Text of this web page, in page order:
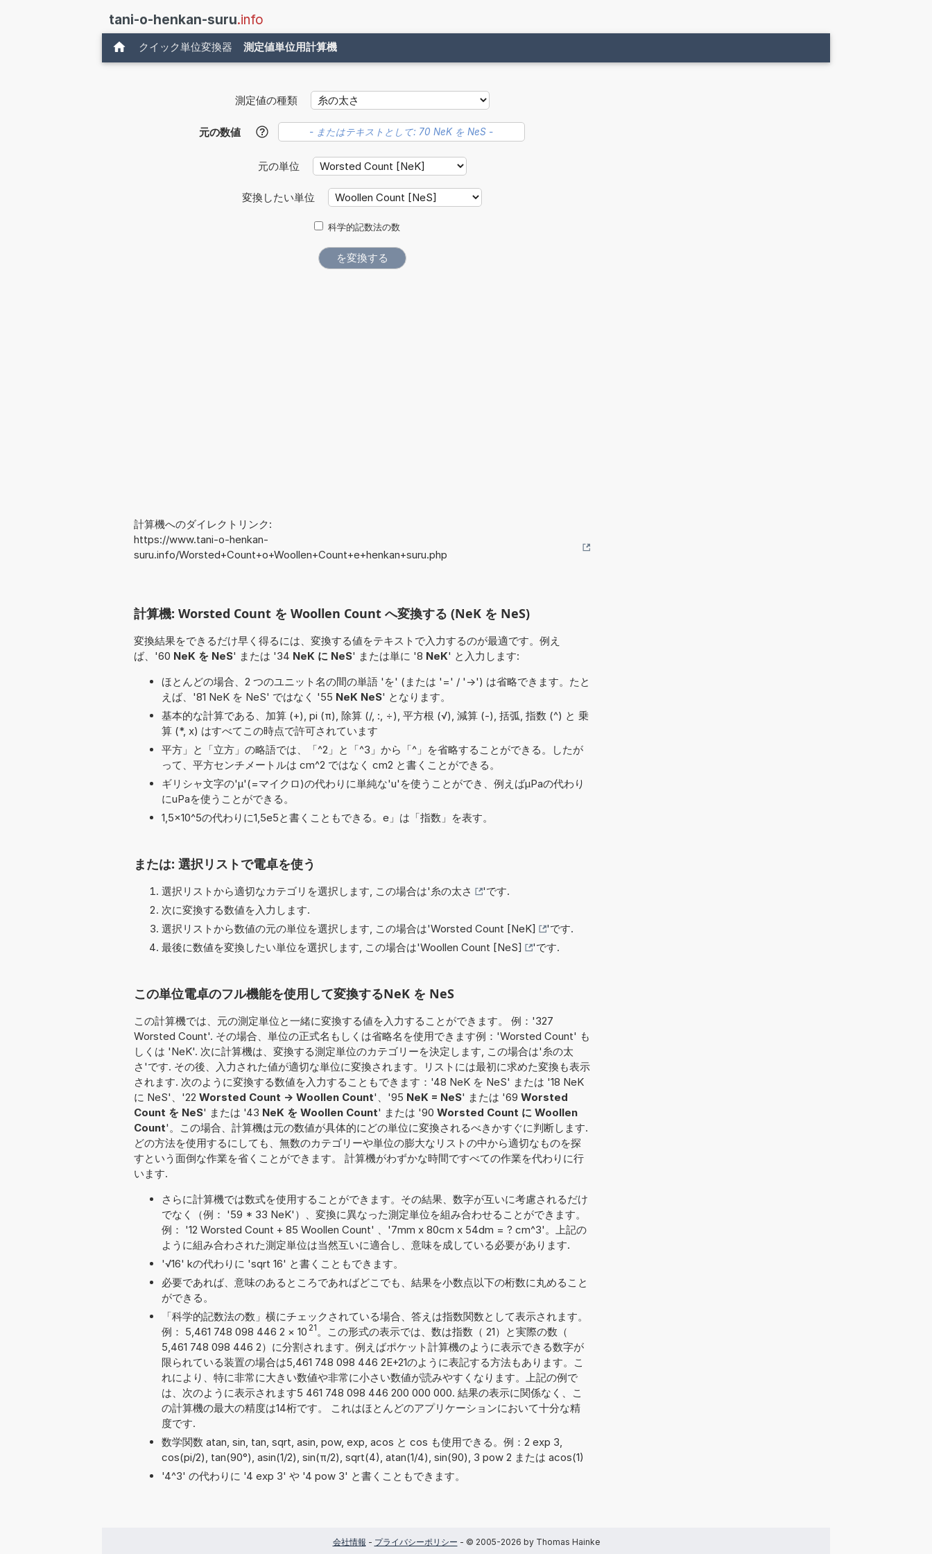
tani-o-henkan-suru.info
クイック単位変換器 測定値単位用計算機
測定値の種類
元の数値 ?
元の単位
変換したい単位
科学的記数法の数
計算機へのダイレクトリンク:
https://www.tani-o-henkan-
suru.info/Worsted+Count+o+Woollen+Count+e+henkan+suru.php
計算機: Worsted Count を Woollen Count へ変換する (NeK を NeS)
変換結果をできるだけ早く得るには、変換する値をテキストで入力するのが最適です。例え
ば、'60 NeK を NeS' または '34 NeK に NeS' または単に '8 NeK' と入力します:
ほとんどの場合、2 つのユニット名の間の単語 'を' (または '=' / '->') は省略できます。たと
えば、'81 NeK を NeS' ではなく '55 NeK NeS' となります。
基本的な計算である、加算 (+), pi (π), 除算 (/, :, ÷), 平方根 (√), 減算 (-), 括弧, 指数 (^) と 乗
算 (*, x) はすべてこの時点で許可されています
平方」と「立方」の略語では、「^2」と「^3」から「^」を省略することができる。したが
って、平方センチメートルは cm^2 ではなく cm2 と書くことができる。
ギリシャ文字の'μ'(=マイクロ)の代わりに単純な'u'を使うことができ、例えばµPaの代わり
にuPaを使うことができる。
1,5×10^5の代わりに1,5e5と書くこともできる。e」は「指数」を表す。
または: 選択リストで電卓を使う
選択リストから適切なカテゴリを選択します, この場合は' 糸の太さ
'です.
次に変換する数値を入力します.
選択リストから数値の元の単位を選択します, この場合は'Worsted Count [NeK]
'です.
最後に数値を変換したい単位を選択します, この場合は'Woollen Count [NeS] 'です.
この単位電卓のフル機能を使用して変換するNeK を NeS
この計算機では、元の測定単位と一緒に変換する値を入力することができます。 例：'327
Worsted Count'. その場合、単位の正式名もしくは省略名を使用できます例：'Worsted Count' も
しくは 'NeK'. 次に計算機は、変換する測定単位のカテゴリーを決定します, この場合は'糸の太
さ'です. その後、入力された値が適切な単位に変換されます。リストには最初に求めた変換も表示
されます. 次のように変換する数値を入力することもできます：'48 NeK を NeS' または '18 NeK
に NeS'、'22 Worsted Count -> Woollen Count'、'95 NeK = NeS' または '69 Worsted
Count を NeS' または '43 NeK を Woollen Count' または '90 Worsted Count に Woollen
Count'。この場合、計算機は元の数値が具体的にどの単位に変換されるべきかすぐに判断します.
どの方法を使用するにしても、無数のカテゴリーや単位の膨大なリストの中から適切なものを探
すという面倒な作業を省くことができます。 計算機がわずかな時間ですべての作業を代わりに行
います.
さらに計算機では数式を使用することができます。その結果、数字が互いに考慮されるだけ
でなく（例： '59 * 33 NeK'）、変換に異なった測定単位を組み合わせることができます。
例： '12 Worsted Count + 85 Woollen Count' 、'7mm x 80cm x 54dm = ? cm^3'。上記の
ように組み合わされた測定単位は当然互いに適合し、意味を成している必要があります.
'√16' kの代わりに 'sqrt 16' と書くこともできます。
必要であれば、意味のあるところであればどこでも、結果を小数点以下の桁数に丸めること
ができる。
「科学的記数法の数」横にチェックされている場合、答えは指数関数として表示されます。
例： 5,461 748 098 446 2 × 10 21 。この形式の表示では、数は指数（ 21）と実際の数（
5,461 748 098 446 2）に分割されます。例えばポケット計算機のように表示できる数字が
限られている装置の場合は5,461 748 098 446 2E+21のように表記する方法もあります。こ
れにより、特に非常に大きい数値や非常に小さい数値が読みやすくなります。上記の例で
は、次のように表示されます5 461 748 098 446 200 000 000. 結果の表示に関係なく、こ
の計算機の最大の精度は14桁です。 これはほとんどのアプリケーションにおいて十分な精
度です.
数学関数 atan, sin, tan, sqrt, asin, pow, exp, acos と cos も使用できる。例：2 exp 3,
cos(pi/2), tan(90°), asin(1/2), sin(π/2), sqrt(4), atan(1/4), sin(90), 3 pow 2 または acos(1)
'4^3' の代わりに '4 exp 3' や '4 pow 3' と書くこともできます。
会社情報 - プライバシーポリシー - © 2005-2026 by Thomas Hainke